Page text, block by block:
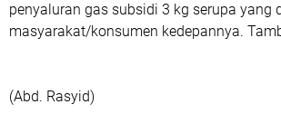
penyaluran gas subsidi 3 kg serupa yang
masyarakat/konsumen kedepannya.
(Abd. Rasyid)